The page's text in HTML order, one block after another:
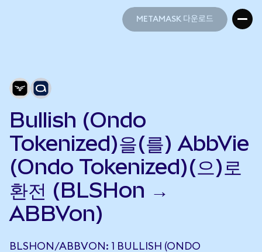
METAMASK 다운로드
Bullish (Ondo
Tokenized)을(를) AbbVie
(Ondo Tokenized)(으)로
환전 (BLSHon →
ABBVon)
BLSHON/ABBVON: 1 BULLISH (ONDO